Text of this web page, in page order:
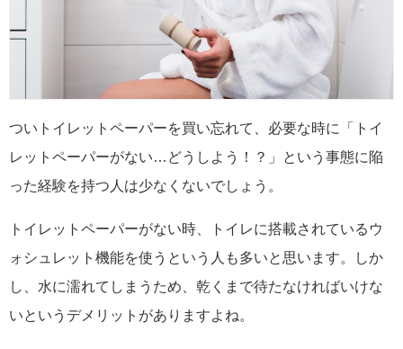
ついトイレットペーパーを買い忘れて、必要な時に「トイ
レットペーパーがない…どうしよう！？」という事態に陥
った経験を持つ人は少なくないでしょう。
トイレットペーパーがない時、トイレに搭載されているウ
ォシュレット機能を使うという人も多いと思います。しか
し、水に濡れてしまうため、乾くまで待たなければいけな
いというデメリットがありますよね。